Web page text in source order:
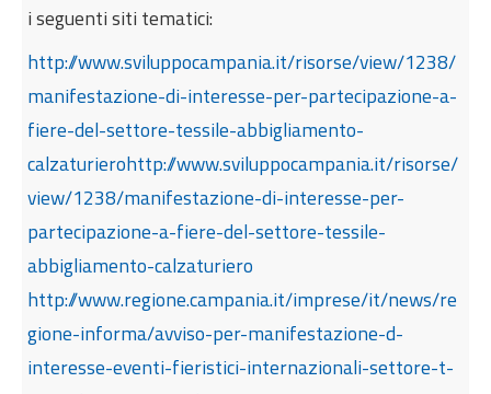
i seguenti siti tematici:
http://www.sviluppocampania.it/risorse/view/1238/
manifestazione-di-interesse-per-partecipazione-a-
fiere-del-settore-tessile-abbigliamento-
calzaturierohttp://www.sviluppocampania.it/risorse/
view/1238/manifestazione-di-interesse-per-
partecipazione-a-fiere-del-settore-tessile-
abbigliamento-calzaturiero
http://www.regione.campania.it/imprese/it/news/re
gione-informa/avviso-per-manifestazione-d-
interesse-eventi-fieristici-internazionali-settore-t-